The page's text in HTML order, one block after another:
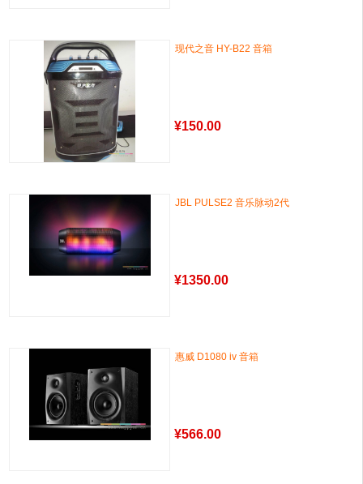
现代之音 HY-B22 音箱
¥150.00
JBL PULSE2 音乐脉动2代
¥1350.00
惠威 D1080 iv 音箱
¥566.00